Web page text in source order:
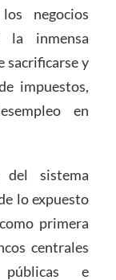
negocios
la inmensa
sacrificarse y
impuestos,
en
del sistema
lo expuesto
primera
centrales
e